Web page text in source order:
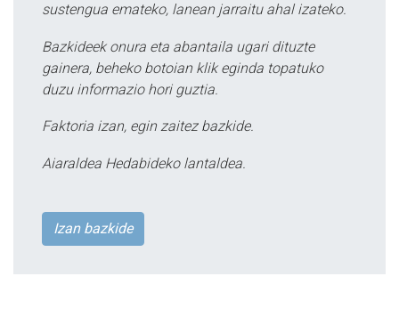
sustengua emateko, lanean jarraitu ahal izateko.
Bazkideek onura eta abantaila ugari dituzte
gainera, beheko botoian klik eginda topatuko
duzu informazio hori guztia.
Faktoria izan, egin zaitez bazkide.
Aiaraldea Hedabideko lantaldea.
Izan bazkide